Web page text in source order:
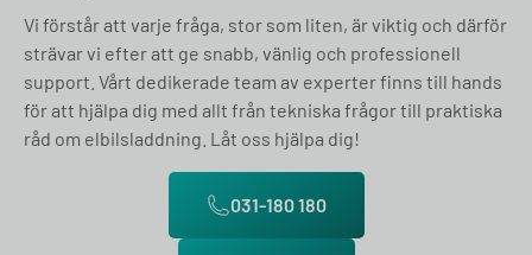
Vi förstår att varje fråga, stor som liten, är viktig och därför
strävar vi efter att ge snabb, vänlig och professionell
support. Vårt dedikerade team av experter finns till hands
för att hjälpa dig med allt från tekniska frågor till praktiska
råd om elbilsladdning. Låt oss hjälpa dig!
031-180 180